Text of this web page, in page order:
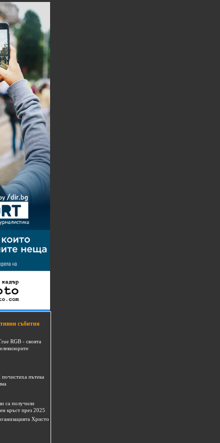
събития
RGB - своята
пътека
са получили
кръст през 2025
Христо